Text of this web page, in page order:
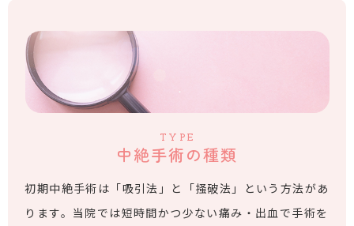
TYPE
中絶手術の種類
初期中絶手術は「吸引法」と「掻破法」という方法があ
ります。当院では短時間かつ少ない痛み・出血で手術を